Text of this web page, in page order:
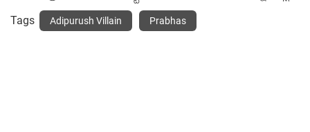
Tags Adipurush Villain Prabhas